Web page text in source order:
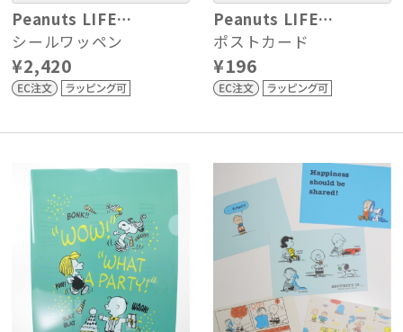
Peanuts LIFE…
シールワッペン
¥2,420
Peanuts LIFE…
ポストカード
¥196